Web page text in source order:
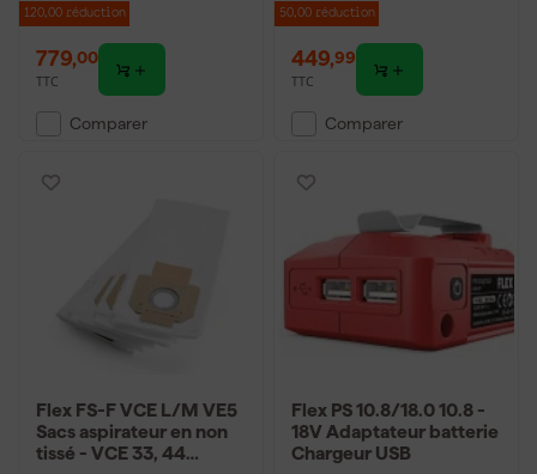
120,00 réduction
779,00
TTC
Comparer
50,00 réduction
449,99
TTC
Comparer
Flex FS-F VCE L/M VE5
Sacs aspirateur en non
tissé - VCE 33, 44
Flex PS 10.8/18.0 10.8 -
18V Adaptateur batterie
Chargeur USB